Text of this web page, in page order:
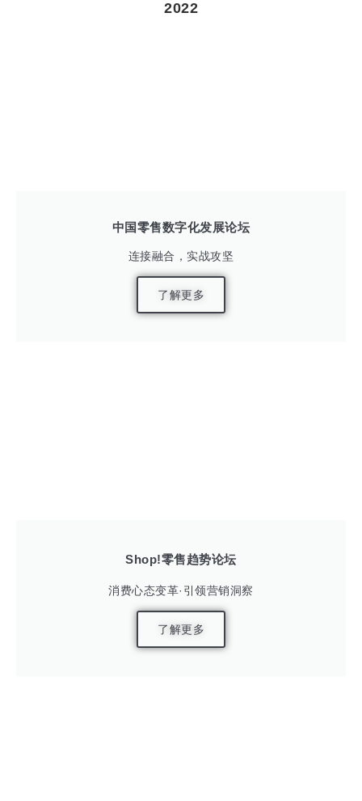
2022
中国零售数字化发展论坛
连接融合，实战攻坚
了解更多
Shop!零售趋势论坛
消费心态变革·引领营销洞察
了解更多